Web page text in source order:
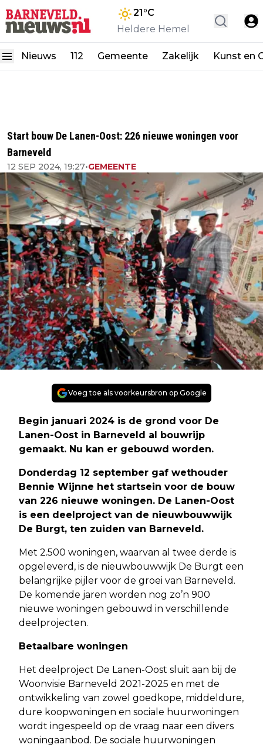
21°C
Heldere Hemel
Nieuws 112 Gemeente Zakelijk Kunst en
Start bouw De Lanen-Oost: 226 nieuwe woningen voor
Barneveld
12 SEP 2024, 19:27•GEMEENTE
Voeg toe als voorkeursbron op Google
Begin januari 2024 is de grond voor De
Lanen-Oost in Barneveld al bouwrijp
gemaakt. Nu kan er gebouwd worden.
Donderdag 12 september gaf wethouder
Bennie Wijnne het startsein voor de bouw
van 226 nieuwe woningen. De Lanen-Oost
is een deelproject van de nieuwbouwwijk
De Burgt, ten zuiden van Barneveld.
Met 2.500 woningen, waarvan al twee derde is
opgeleverd, is de nieuwbouwwijk De Burgt een
belangrijke pijler voor de groei van Barneveld.
De komende jaren worden nog zo’n 900
nieuwe woningen gebouwd in verschillende
deelprojecten.
Betaalbare woningen
Het deelproject De Lanen-Oost sluit aan bij de
Woonvisie Barneveld 2021-2025 en met de
ontwikkeling van zowel goedkope, middeldure,
dure koopwoningen en sociale huurwoningen
wordt ingespeeld op de vraag naar een divers
woningaanbod. De sociale huurwoningen